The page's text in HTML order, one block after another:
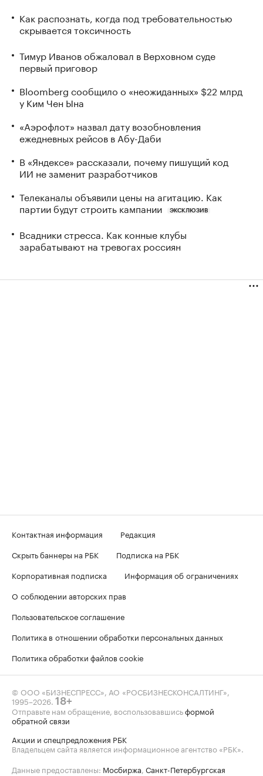
Как распознать, когда под требовательностью
скрывается токсичность
Тимур Иванов обжаловал в Верховном суде
первый приговор
Bloomberg сообщило о «неожиданных» $22 млрд
у Ким Чен Ына
«Аэрофлот» назвал дату возобновления
ежедневных рейсов в Абу-Даби
В «Яндексе» рассказали, почему пишущий код
ИИ не заменит разработчиков
Телеканалы объявили цены на агитацию. Как
партии будут строить кампании
ЭКСКЛЮЗИВ
Всадники стресса. Как конные клубы
зарабатывают на тревогах россиян
Контактная информация
Редакция
Скрыть баннеры на РБК
Подписка на РБК
Корпоративная подписка
Информация об ограничениях
О соблюдении авторских прав
Пользовательское соглашение
Политика в отношении обработки персональных данных
Политика обработки файлов cookie
© ООО «БИЗНЕСПРЕСС», АО «РОСБИЗНЕСКОНСАЛТИНГ»,
1995–2026 18+
Отправьте нам обращение, воспользовавшисьформой
обратной связи
Акции и спецпредложения РБК
Владельцем сайта является информационное агентство «РБК».
Данные предоставлены: Мосбиржа Санкт-Петербургская